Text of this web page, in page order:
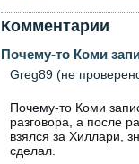
Комментарии
Почему-то Коми
Greg89 (не
Почему-то Коми
разговора, а после
взялся за Хиллари,
сделал.